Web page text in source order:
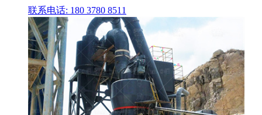
联系电话: 180 3780 8511